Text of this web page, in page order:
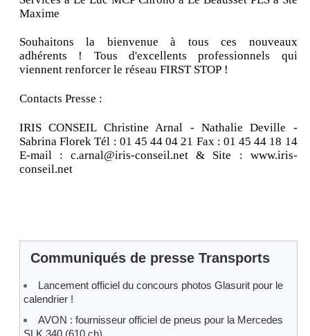
Maxime
Souhaitons la bienvenue à tous ces nouveaux
adhérents ! Tous d'excellents professionnels qui
viennent renforcer le réseau FIRST STOP !
Contacts Presse :
IRIS CONSEIL Christine Arnal - Nathalie Deville -
Sabrina Florek Tél : 01 45 44 04 21 Fax : 01 45 44 18 14
E-mail : c.arnal@iris-conseil.net & Site : www.iris-
conseil.net
Communiqués de presse Transports
Lancement officiel du concours photos Glasurit pour le
calendrier !
AVON : fournisseur officiel de pneus pour la Mercedes
SLK 340 (610 ch)